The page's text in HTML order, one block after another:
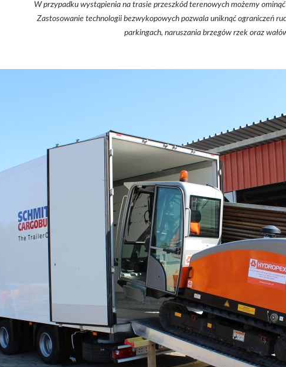
W przypadku wystąpienia na trasie przeszkód terenowych możemy
Zastosowanie technologii bezwykopowych pozwala uniknąć ograniczeń
parkingach, naruszania brzegów rzek oraz